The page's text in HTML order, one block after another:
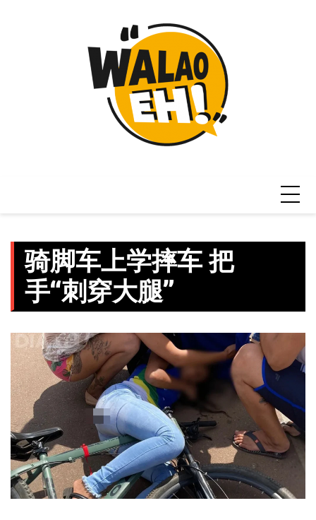
骑脚车上学摔车 把
手“刺穿大腿”